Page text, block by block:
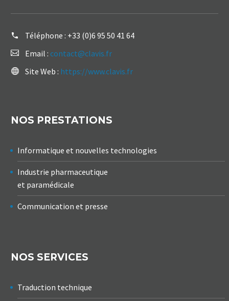
Téléphone : +33 (0)6 95 50 41 64
Email : contact@clavis.fr
Site Web : https://www.clavis.fr
NOS PRESTATIONS
Informatique et nouvelles technologies
Industrie pharmaceutique
et paramédicale
Communication et presse
NOS SERVICES
Traduction technique